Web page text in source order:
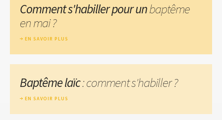
Comment s'habiller pour unbaptême
en mai ?
EN SAVOIR PLUS
Baptême laïc: comment s'habiller ?
EN SAVOIR PLUS